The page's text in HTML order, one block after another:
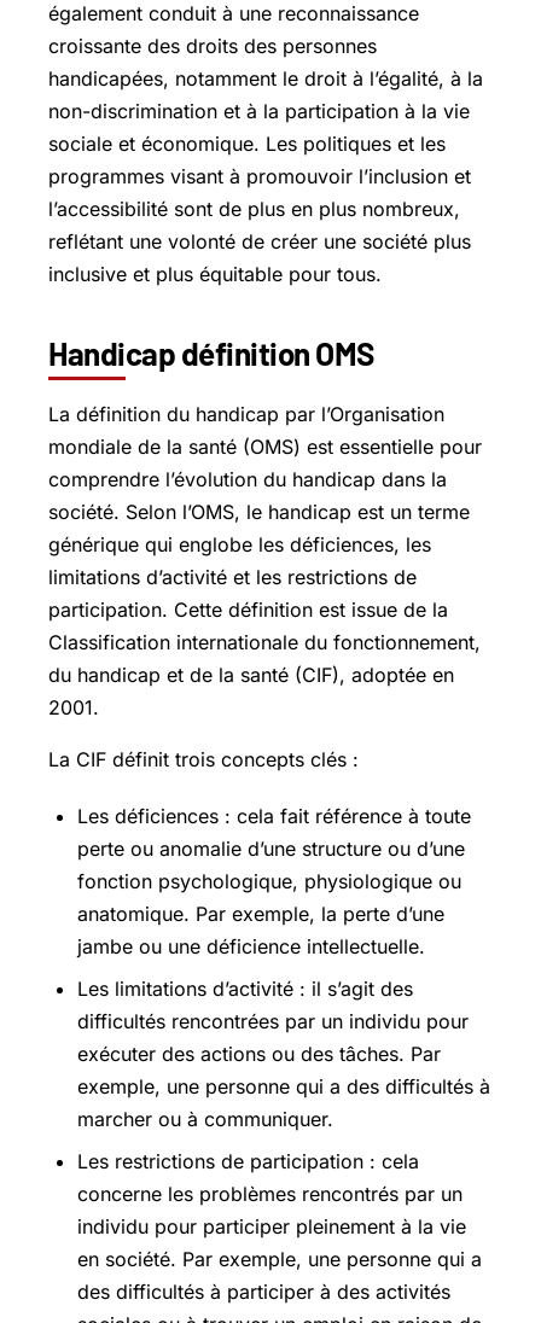
également conduit à une reconnaissance
croissante des droits des personnes
handicapées, notamment le droit à l’égalité, à la
non-discrimination et à la participation à la vie
sociale et économique. Les politiques et les
programmes visant à promouvoir l’inclusion et
l’accessibilité sont de plus en plus nombreux,
reflétant une volonté de créer une société plus
inclusive et plus équitable pour tous.
Handicap définition OMS
La définition du handicap par l’Organisation
mondiale de la santé (OMS) est essentielle pour
comprendre l’évolution du handicap dans la
société. Selon l’OMS, le handicap est un terme
générique qui englobe les déficiences, les
limitations d’activité et les restrictions de
participation. Cette définition est issue de la
Classification internationale du fonctionnement,
du handicap et de la santé (CIF), adoptée en
2001.
La CIF définit trois concepts clés :
Les déficiences : cela fait référence à toute
perte ou anomalie d’une structure ou d’une
fonction psychologique, physiologique ou
anatomique. Par exemple, la perte d’une
jambe ou une déficience intellectuelle.
Les limitations d’activité : il s’agit des
difficultés rencontrées par un individu pour
exécuter des actions ou des tâches. Par
exemple, une personne qui a des difficultés à
marcher ou à communiquer.
Les restrictions de participation : cela
concerne les problèmes rencontrés par un
individu pour participer pleinement à la vie
en société. Par exemple, une personne qui a
des difficultés à participer à des activités